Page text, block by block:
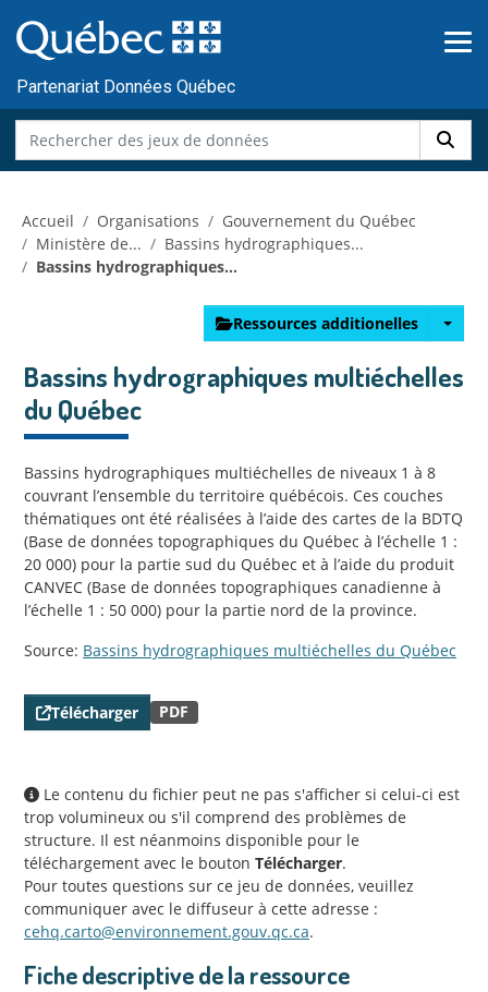
au
contenu
Partenariat Données Québec
Accueil Organisations
Gouvernement du Québec
Ministère de...
Bassins hydrographiques...
Bassins hydrographiques...
Ressources additionelles
Bassins hydrographiques multiéchelles
du Québec
Bassins hydrographiques multiéchelles de niveaux 1 à 8
couvrant l’ensemble du territoire québécois. Ces couches
thématiques ont été réalisées à l’aide des cartes de la BDTQ
(Base de données topographiques du Québec à l’échelle 1 :
20 000) pour la partie sud du Québec et à l’aide du produit
CANVEC (Base de données topographiques canadienne à
l’échelle 1 : 50 000) pour la partie nord de la province.
Source: Bassins hydrographiques multiéchelles du Québec
Télécharger PDF
Le contenu du fichier peut ne pas s'afficher si celui-ci est
trop volumineux ou s'il comprend des problèmes de
structure. Il est néanmoins disponible pour le
téléchargement avec le bouton Télécharger.
Pour toutes questions sur ce jeu de données, veuillez
communiquer avec le diffuseur à cette adresse :
cehq.carto@environnement.gouv.qc.ca.
Fiche descriptive de la ressource